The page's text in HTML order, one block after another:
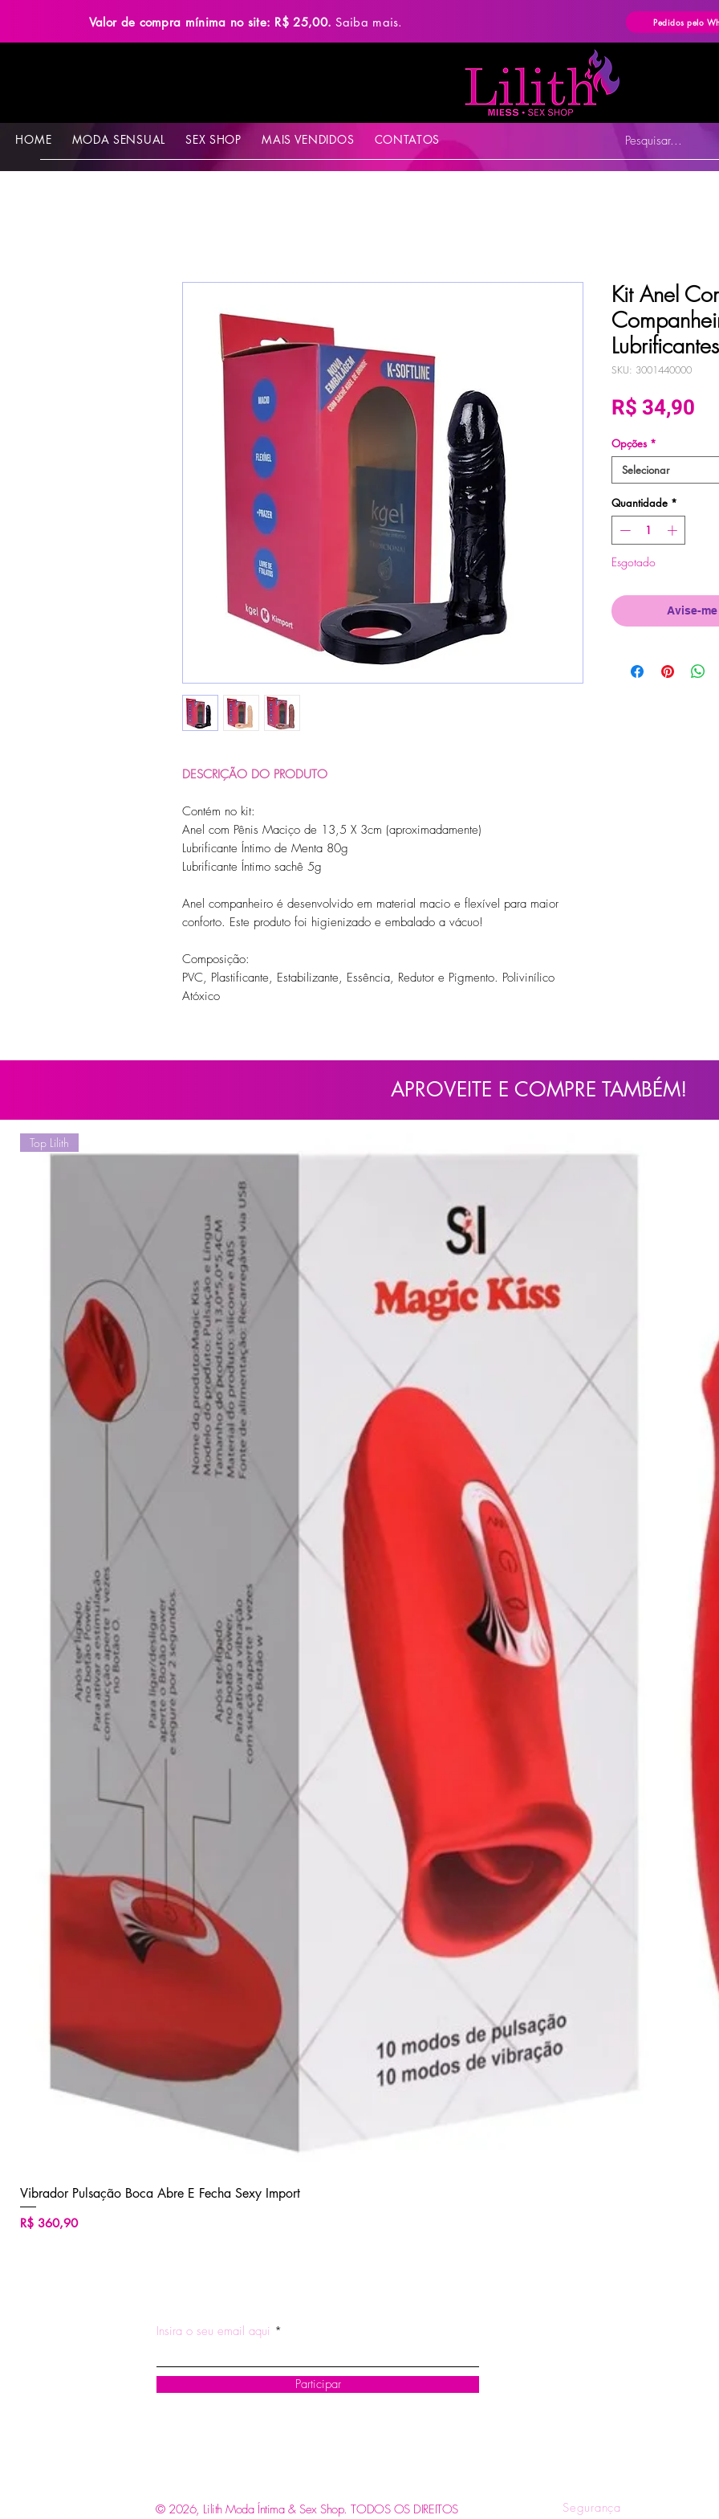
Valor de compra mínima no site: R$ 25,00.Saiba mais. Pedidos pelo
HOME MODA SENSUAL SEX SHOP MAIS VENDIDOS CONTATOS Pesquisar...
DESCRIÇÃO DO PRODUTO
Contém no kit:
Anel com Pênis Maciço de 13,5 X 3cm (aproximadamente)
Lubrificante Íntimo de Menta 80g
Lubrificante Íntimo sachê 5g
Anel companheiro é desenvolvido em material macio e flexível para maior
conforto. Este produto foi higienizado e embalado a vácuo!
Composição:
PVC, Plastificante, Estabilizante, Essência, Redutor e Pigmento. Polivinílico
Atóxico
Para evitar lesões ou um agravamento de patologias existentes, não utilize este
produto em zona inflamada, inchada ou a pele com lacerações. O uso deste
produto não supõe nenhuma garantia, nenhum direito a reclamação por motivos
médicos
Kit Anel
SKU: 3001440000
R$ 34,90
Opções *
Selecionar
Quantidade *
Esgotado
Avise-
APROVEITE E COMPRE TAMBÉM!
Top Lilith
Vibrador Pulsação Boca Abre E Fecha Sexy Import
Preço
R$ 360,90
Insira o seu email aqui
Participar
© 2026, Lilith Moda Íntima & Sex Shop. TODOS OS DIREITOS Segurança